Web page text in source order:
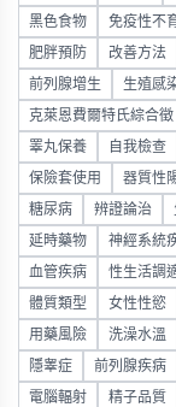
黑色食物 免疫性不
肥胖預防 改善方法
前列腺增生 生殖感
克萊恩費爾特氏綜合徵
睪丸保養 自我檢查
保險套使用 器質性
糖尿病 辨證論治
延時藥物 神經系統
血管疾病 性生活調
體質類型 女性性慾
用藥風險 洗澡水溫
隱睾症 前列腺疾病
電腦輻射 精子品質